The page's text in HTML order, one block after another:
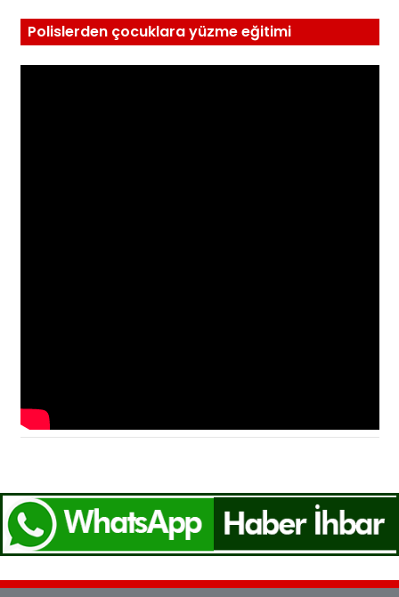
Polislerden çocuklara yüzme eğitimi